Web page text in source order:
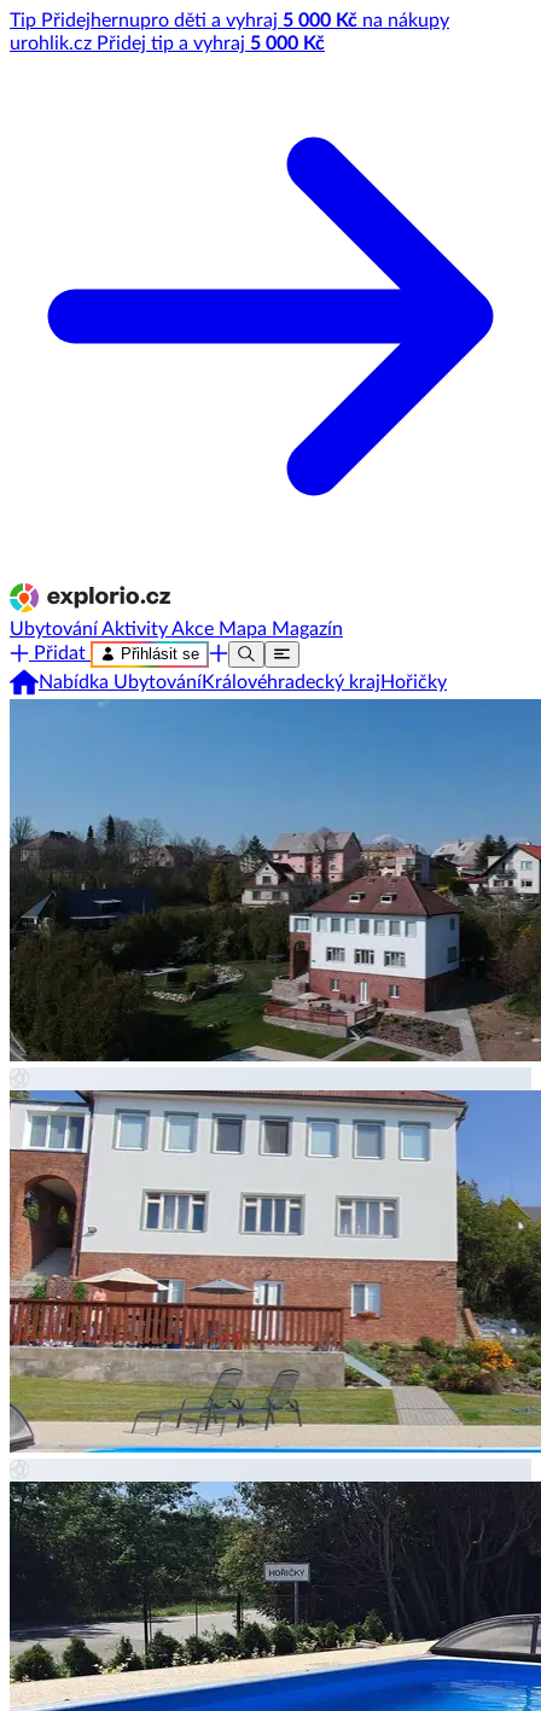
Tip Přidejhernupro děti a vyhraj 5 000 Kč na nákupy
urohlik.cz Přidej tip a vyhraj 5 000 Kč
UbytováníAktivityAkce Mapa Magazín
Přidat
Přihlásit se
Nabídka UbytováníKrálovéhradecký kraj Hořičky